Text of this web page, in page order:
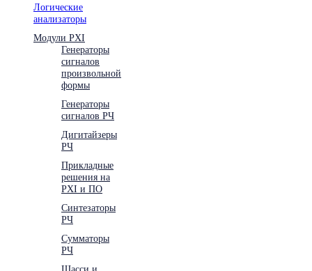
Логические
анализаторы
Модули PXI
Генераторы
сигналов
произвольной
формы
Генераторы
сигналов РЧ
Дигитайзеры
РЧ
Прикладные
решения на
PXI и ПО
Синтезаторы
РЧ
Сумматоры
РЧ